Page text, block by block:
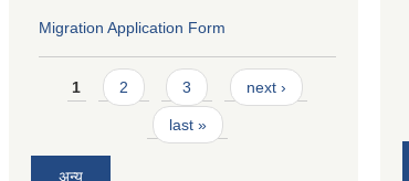
Migration Application Form
Pages
1 2 3 next ›
last »
अन्य